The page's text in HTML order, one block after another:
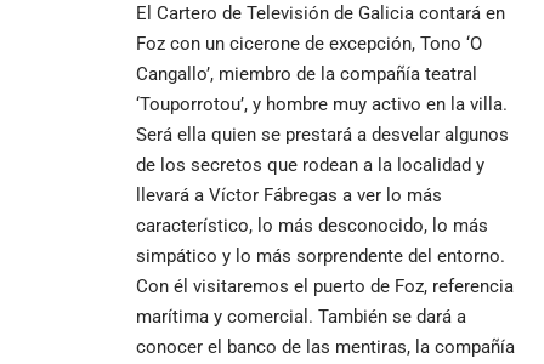
El Cartero de Televisión de Galicia contará en
Foz con un cicerone de excepción, Tono ‘O
Cangallo’, miembro de la compañía teatral
‘Touporrotou’, y hombre muy activo en la villa.
Será ella quien se prestará a desvelar algunos
de los secretos que rodean a la localidad y
llevará a Víctor Fábregas a ver lo más
característico, lo más desconocido, lo más
simpático y lo más sorprendente del entorno.
Con él visitaremos el puerto de Foz, referencia
marítima y comercial. También se dará a
conocer el banco de las mentiras, la compañía